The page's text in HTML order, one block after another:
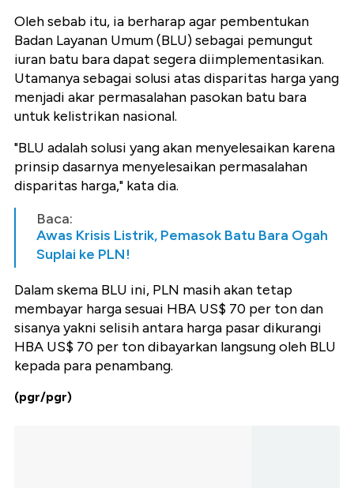
Oleh sebab itu, ia berharap agar pembentukan
Badan Layanan Umum (BLU) sebagai pemungut
iuran batu bara dapat segera diimplementasikan.
Utamanya sebagai solusi atas disparitas harga yang
menjadi akar permasalahan pasokan batu bara
untuk kelistrikan nasional.
"BLU adalah solusi yang akan menyelesaikan karena
prinsip dasarnya menyelesaikan permasalahan
disparitas harga," kata dia.
Baca:
Awas Krisis Listrik, Pemasok Batu Bara Ogah
Suplai ke PLN!
Dalam skema BLU ini, PLN masih akan tetap
membayar harga sesuai HBA US$ 70 per ton dan
sisanya yakni selisih antara harga pasar dikurangi
HBA US$ 70 per ton dibayarkan langsung oleh BLU
kepada para penambang.
(pgr/pgr)